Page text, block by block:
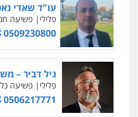
עדי כרמלי –
פלילי כלכלי
0525060666
גיא זהבי
פלילי משפחה
503456449